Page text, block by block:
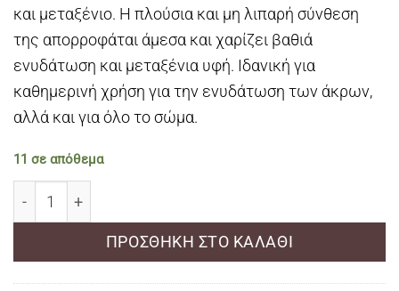
και μεταξένιο. Η πλούσια και μη λιπαρή σύνθεση
της απορροφάται άμεσα και χαρίζει βαθιά
ενυδάτωση και μεταξένια υφή. Ιδανική για
καθημερινή χρήση για την ενυδάτωση των άκρων,
αλλά και για όλο το σώμα.
11 σε απόθεμα
ΠΡΟΣΘΉΚΗ ΣΤΟ ΚΑΛΆΘΙ